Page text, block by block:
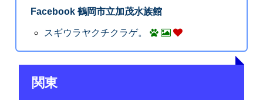
Facebook 鶴岡市立加茂水族館
スギウラヤクチクラゲ。
関東